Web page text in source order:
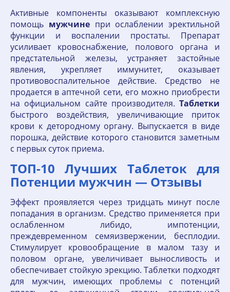
Активные компоненты оказывают комплексную
помощь мужчинепри ослаблении эректильной
функции и воспалении простаты. Препарат
усиливает кровоснабжение, полового органа и
предстательной железы, устраняет застойные
явления, укрепляет иммунитет, оказывает
противовоспалительное действие. Средство не
продается в аптечной сети, его можно приобрести
на официальном сайте производителя. Таблетки
быстрого воздействия, увеличивающие приток
крови к детородному органу. Выпускается в виде
порошка, действие которого становится заметным
с первых суток приема.
ТОП-10 Лучших Таблеток для
Потенции мужчин — Отзывы
Эффект проявляется через тридцать минут после
попадания в организм. Средство применяется при
ослабленном либидо, импотенции,
преждевременном семяизвержении, бесплодии.
Стимулирует кровообращение в малом тазу и
половом органе, увеличивает выносливость и
обеспечивает стойкую эрекцию. Таблетки подходят
для мужчин, имеющих проблемы с потенций